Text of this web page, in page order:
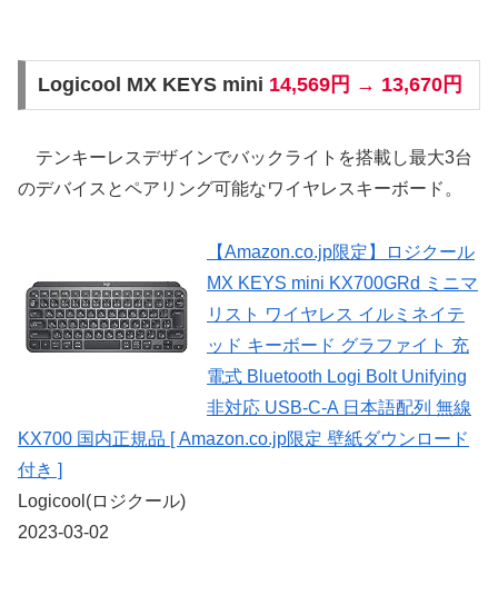
Logicool MX KEYS mini 14,569円 → 13,670円
テンキーレスデザインでバックライトを搭載し最大3台
のデバイスとペアリング可能なワイヤレスキーボード。
【Amazon.co.jp限定】ロジクール
MX KEYS mini KX700GRd ミニマ
リスト ワイヤレス イルミネイテ
ッド キーボード グラファイト 充
電式 Bluetooth Logi Bolt Unifying
非対応 USB-C-A 日本語配列 無線
KX700 国内正規品 [ Amazon.co.jp限定 壁紙ダウンロード
付き ]
Logicool(ロジクール)
2023-03-02